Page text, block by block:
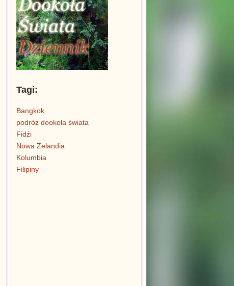
Tagi:
Bangkok
podróż dookoła świata
Fidżi
Nowa Zelandia
Kolumbia
Filipiny